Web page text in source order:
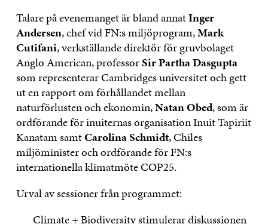
Talare på evenemanget är bland annatInger
Andersen, chef vid FN:s miljöprogram,Mark
Cutifani, verkställande direktör för gruvbolaget
Anglo American, professorSir Partha Dasgupta
som representerar Cambridges universitet och gett
ut en rapport om förhållandet mellan
naturförlusten och ekonomin,Natan Obed, som är
ordförande för inuiternas organisation Inuit Tapiriit
Kanatam samtCarolina Schmidt, Chiles
miljöminister och ordförande för FN:s
internationella klimatmöte COP25.
Urval av sessioner från programmet:
Climate + Biodiversity stimulerar diskussionen